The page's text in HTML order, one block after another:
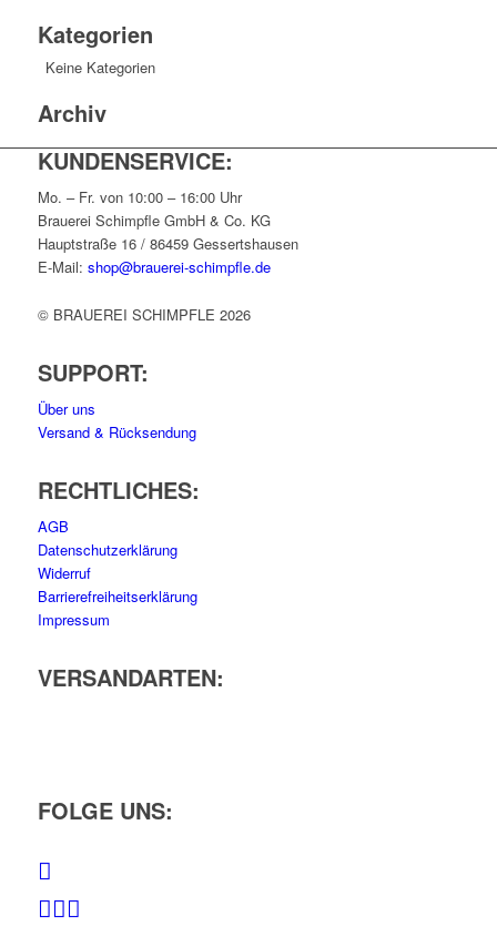
Kategorien
Keine Kategorien
Archiv
KUNDENSERVICE:
Mo. – Fr. von 10:00 – 16:00 Uhr
Brauerei Schimpfle GmbH & Co. KG
Hauptstraße 16 / 86459 Gessertshausen
E-Mail: shop@brauerei-schimpfle.de
© BRAUEREI SCHIMPFLE 2026
SUPPORT:
Über uns
Versand & Rücksendung
RECHTLICHES:
AGB
Datenschutzerklärung
Widerruf
Barrierefreiheitserklärung
Impressum
VERSANDARTEN:
FOLGE UNS: